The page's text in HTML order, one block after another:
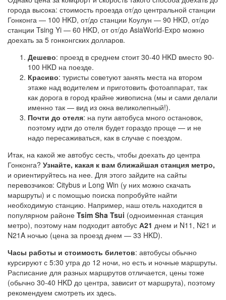
города высока: стоимость проезда от/до центральной станции
Гонконга — 100 HKD, от/до станции Коулун — 90 HKD, от/до
станции Tsing Yi — 60 HKD, от от/до AsiaWorld-Expo можно
доехать за 5 гонконгских долларов.
Дешево: проезд в среднем стоит 30-40 HKD вместо 90-
100 HKD на поезде.
Красиво: туристы советуют занять места на втором
этаже над водителем и приготовить фотоаппарат, так
как дорога в город крайне живописна (мы и сами делали
именно так — вид из окна великолепный!).
Почти до отеля: на пути автобуса много остановок,
поэтому идти до отеля будет гораздо проще — и не
надо пересаживаться, как в случае с поездом.
Итак, на какой же автобус сесть, чтобы доехать до центра
Гонконга? Узнайте, какая к вам ближайшая станция метро,
и ориентируйтесь на нее. Для этого зайдите на сайты
перевозчиков: Citybus и Long Win (у них можно скачать
маршруты) и с помощью поиска попробуйте найти
необходимую станцию. Например, наш отель находится в
популярном районе Tsim Sha Tsui (одноименная станция
метро), поэтому нам подходит автобус А21 днем и N11, N21 и
N21A ночью (цена за проезд днем — 33 HKD).
Часы работы и стоимость билетов: автобусы обычно
курсируют с 5:30 утра до 12 ночи, но есть и ночные маршруты.
Расписание для разных маршрутов отличается, цены тоже
(обычно 30-40 HKD до центра, зависит от маршрута), поэтому
рекомендуем смотреть их здесь.